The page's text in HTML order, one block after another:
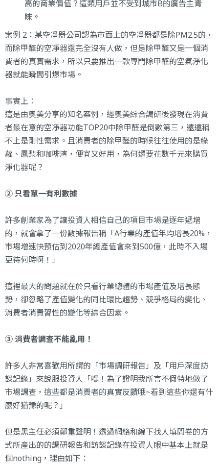
高的商業價值？這類用戶並不受到城市B的廣告主青
睞。
案例 2：某空凈器公司認為市面上的空凈器都是除PM2.5的，
而除甲醛的空凈器還完全沒有人做，但是除甲醛又是一個消
費者的真實需求，所以只要推出一款專門除甲醛的空氣淨化
器就能瞬間引爆市場。
事實上：
這是由奧美分享的知名案例，經奧美綜合調研後發現在消費
者最在意的空凈器功能TOP20中除甲醛是倒數第三，遠遠稱
不上是剛性需求。且消費者的除甲醛的時候往往使用的是綠
蘿、鳳梨和咖啡渣，便宜又好用，為何還要花數千元來購買
淨化器呢？
② 只看單一有利數據
許多創業家為了讓投資人相信自己的項目市場是逐年遞增
的，就會拿了一份數據報告稱「A行業的產值年均增長20%，
市場增速快預估到2020年總產值會來到500億，此時不入場
更待何時啊！」
這裡最大的問題就在於只看行業總體的市場產值及增長態
勢，卻忽略了產值變化的同比環比趨勢、競爭格局的變化、
消費者消費習性的變化等綜合因素。
③ 消費者調查不能亂用！
許多人非常喜歡用所謂的「市場調研報告」及「用戶深度訪
談記錄」來說服投資人「嘿！為了證明我所言不假特地做了
市場調查，這些都是消費者的真實反饋哦~看到這些你還有什
麼好猶豫的呢？」
但是黑主任必須鄭重聲明！透過網絡和線下找人填問卷的方
式所產出的的調研報告和訪談記錄在投資人眼中基本上就是
個nothing，理由如下：